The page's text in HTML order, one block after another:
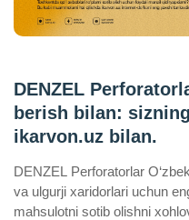
DENZEL
berish bilan:
ikarvon.uz bilan.
DENZEL Perforatorlar
va ulgurji xaridorlari uchun
mahsulotni sotib olishni